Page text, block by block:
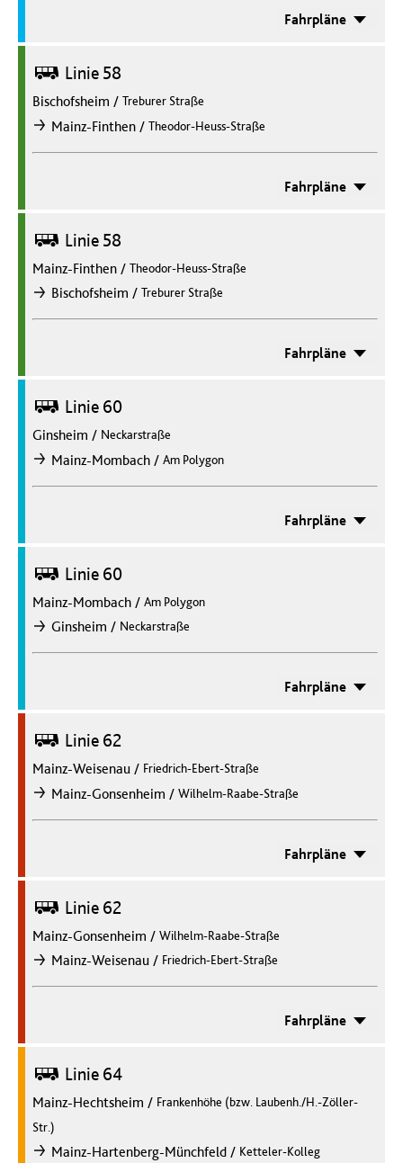
Fahrpläne
Bus Linie 58
Bischofsheim / Treburer Straße
nachMainz-Finthen / Theodor-Heuss-Straße
Fahrpläne
Bus Linie 58
Mainz-Finthen / Theodor-Heuss-Straße
nachBischofsheim / Treburer Straße
Fahrpläne
Bus Linie 60
Ginsheim / Neckarstraße
nachMainz-Mombach / Am Polygon
Fahrpläne
Bus Linie 60
Mainz-Mombach / Am Polygon
nachGinsheim / Neckarstraße
Fahrpläne
Bus Linie 62
Mainz-Weisenau / Friedrich-Ebert-Straße
nachMainz-Gonsenheim / Wilhelm-Raabe-Straße
Fahrpläne
Bus Linie 62
Mainz-Gonsenheim / Wilhelm-Raabe-Straße
nachMainz-Weisenau / Friedrich-Ebert-Straße
Fahrpläne
Bus Linie 64
Mainz-Hechtsheim / Frankenhöhe (bzw. Laubenh./H.-Zöller-
Str.)
nachMainz-Hartenberg-Münchfeld / Ketteler-Kolleg